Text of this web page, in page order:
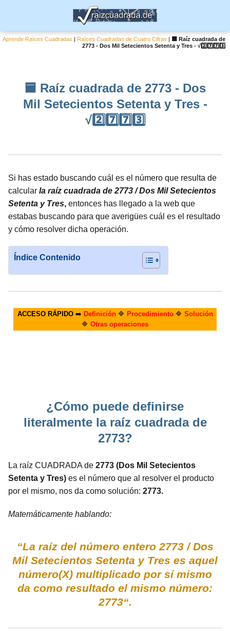
Aprende Raíces Cuadradas | Raíces Cuadradas de Cuatro Cifras |
🟦 Raíz cuadrada de
2773 - Dos Mil Setecientos Setenta y Tres - √2️⃣7️⃣7️⃣3️⃣
🟦 Raíz cuadrada de 2773 - Dos
Mil Setecientos Setenta y Tres -
√2️⃣7️⃣7️⃣3️⃣
Si has estado buscando cuál es el número que resulta de
calcular la raíz cuadrada de 2773 / Dos Mil Setecientos
Setenta y Tres, entonces has llegado a la web que
estabas buscando para que averigües cuál es el resultado
y cómo resolver dicha operación.
Índice Contenido
ACCESO RÁPIDO➡️ Definición🔷 Procedimiento🔷 Solución
🔷 Otras operaciones
¿Cómo puede definirse
literalmente la raíz cuadrada de
2773?
La raíz CUADRADA de 2773 (Dos Mil Setecientos
Setenta y Tres) es el número que al resolver el producto
por el mismo, nos da como solución: 2773.
Matemáticamente hablando:
“La raíz del número entero 2773 / Dos
Mil Setecientos Setenta y Tres es aquel
número(X) multiplicado por sí mismo
da como resultado el mismo número:
2773“.